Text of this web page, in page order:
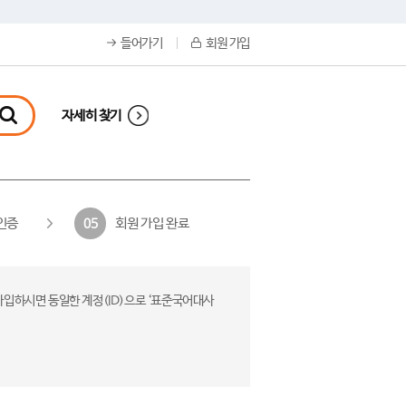
들어가기 회원 가입
자세히 찾기
증 05 회원 가입 완료
하시면 동일한 계정(ID)으로 ‘표준국어대사